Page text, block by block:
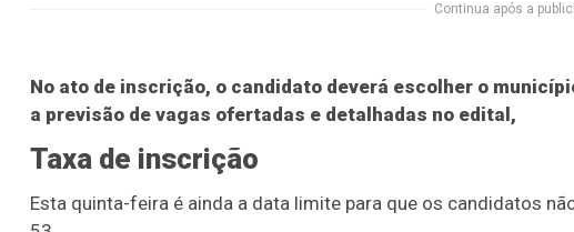
Continua após a
No ato de inscrição, o candidato deverá escolher o
a previsão de vagas ofertadas e detalhadas no edital,
Taxa de inscrição
Esta quinta-feira é ainda a data limite para que os candidatos